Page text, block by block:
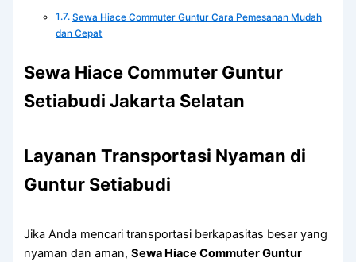
Sewa Hiace Commuter Guntur Cara Pemesanan Mudah
dan Cepat
Sewa Hiace Commuter Guntur
Setiabudi Jakarta Selatan
Layanan Transportasi Nyaman di
Guntur Setiabudi
Jika Anda mencari transportasi berkapasitas besar yang
nyaman dan aman,Sewa Hiace Commuter Guntur